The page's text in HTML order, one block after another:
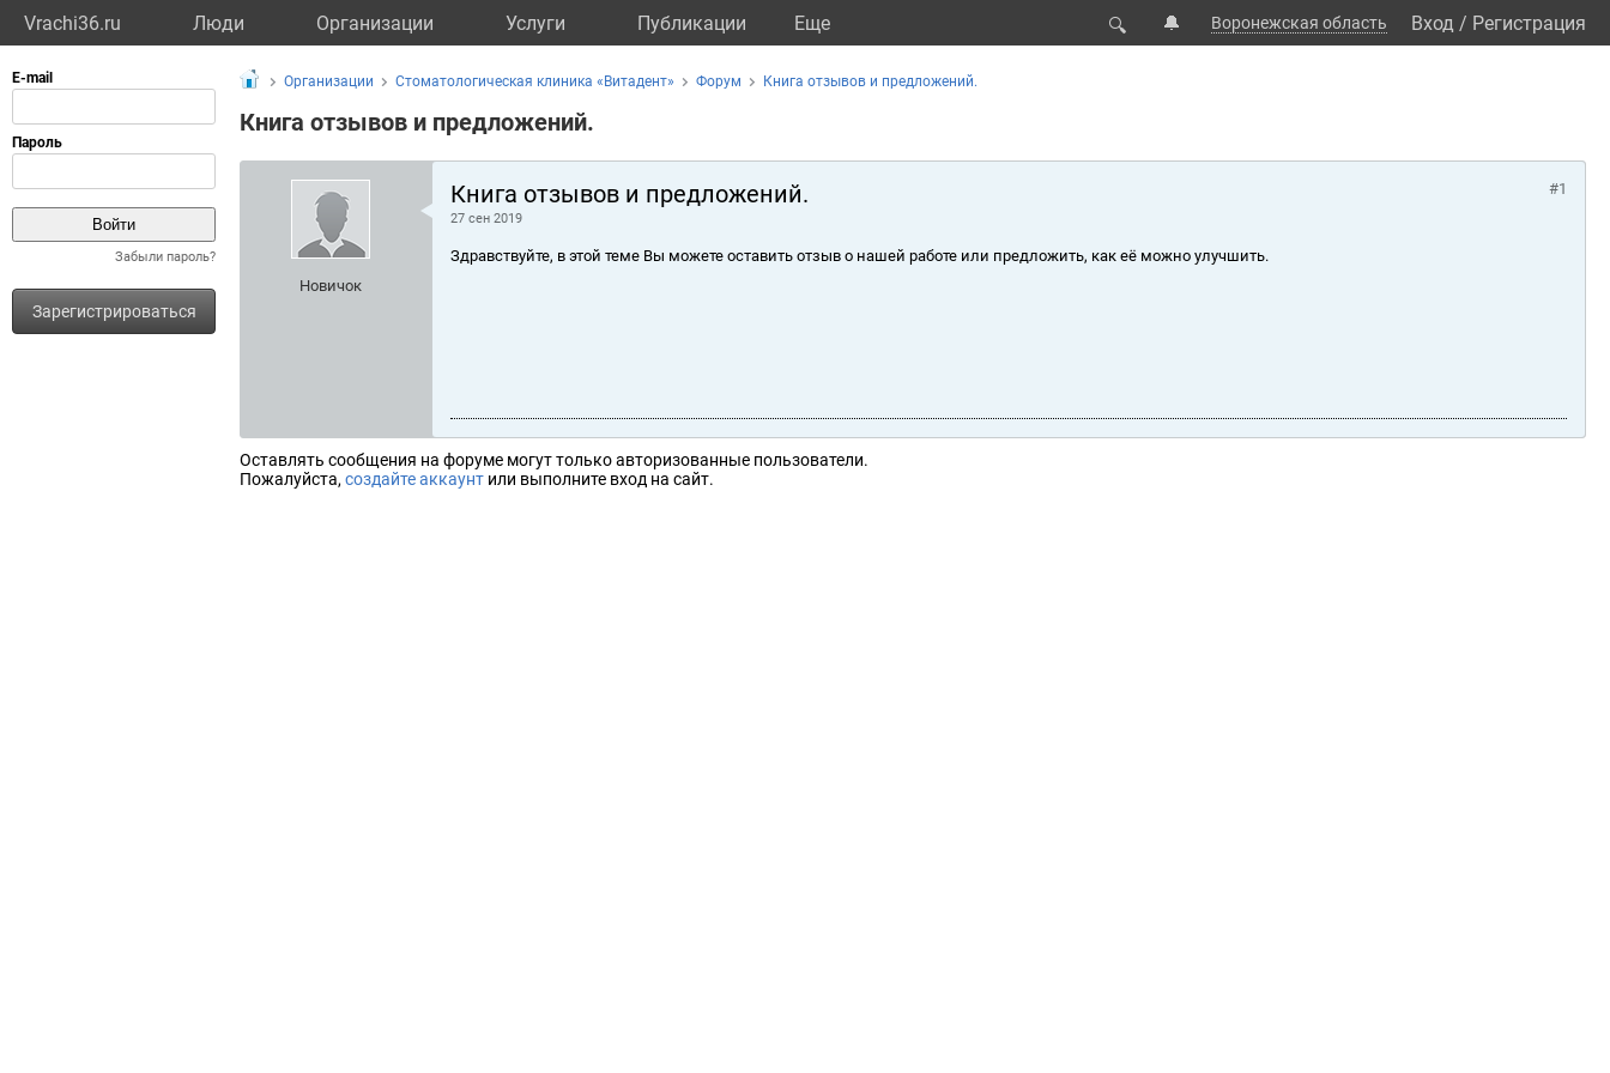
Vrachi36.ru Люди Организации Услуги Публикации Eще 🔍 🔔 Воронежская область Вход / Регистрация
Забыли пароль?
Зарегистрироваться
Организации Стоматологическая клиника «Витадент» Форум Книга отзывов и предложений.
Книга отзывов и предложений.
Новичок
Книга отзывов и предложений.
27 сен 2019
#1
Здравствуйте, в этой теме Вы можете оставить отзыв о нашей работе или предложить, как её можно улучшить.
Оставлять сообщения на форуме могут только авторизованные пользователи.
Пожалуйста, создайте аккаунт или выполните вход на сайт.